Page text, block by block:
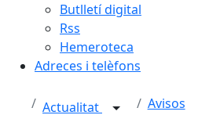
Butlletí digital
Rss
Hemeroteca
Adreces i telèfons
Actualitat Avisos